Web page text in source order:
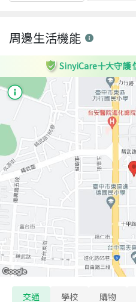
周邊生活機能
SinyiCare十大守護
交通 學校 購物